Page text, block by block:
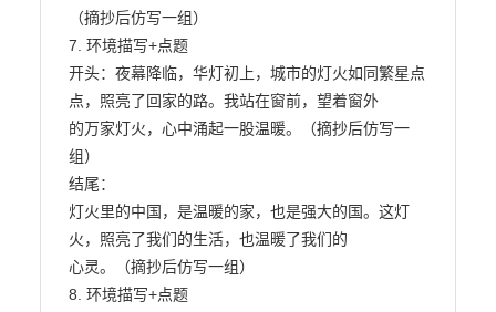
（摘抄后仿写一组）
7. 环境描写+点题
开头：夜幕降临，华灯初上，城市的灯火如同繁星点
点，照亮了回家的路。我站在窗前，望着窗外
的万家灯火，心中涌起一股温暖。（摘抄后仿写一
组）
结尾：
灯火里的中国，是温暖的家，也是强大的国。这灯
火，照亮了我们的生活，也温暖了我们的
心灵。（摘抄后仿写一组）
8. 环境描写+点题